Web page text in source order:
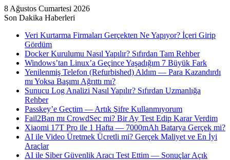
8 Ağustos Cumartesi 2026
Son Dakika Haberleri
Veri Kurtarma Firmaları Gerçekten Ne Yapıyor? İçeri Girip
Gördüm
Docker Kurulumu Nasıl Yapılır? Sıfırdan Tam Rehber
Windows’tan Linux’a Geçince Yaşadığım 7 Büyük Fark
Yenilenmiş Telefon (Refurbished) Aldım — Para Kazandırdı
mı Yoksa Başımı Ağrıttı mı?
Sunucu Log Analizi Nasıl Yapılır? Sıfırdan Uzmanlığa
Rehber
Passkey’e Geçtim — Artık Şifre Kullanmıyorum
Fail2Ban mı CrowdSec mi? Bir Ay Test Edip Karar Verdim
Xiaomi 17T Pro ile 1 Hafta — 7000mAh Batarya Gerçek mi?
AI ile Video Üretmek Ücretli mi? Gerçek Maliyet ve En İyi
Araçlar
AI ile Siber Güvenlik Aracı Test Ettim — Sonuçlar Açık